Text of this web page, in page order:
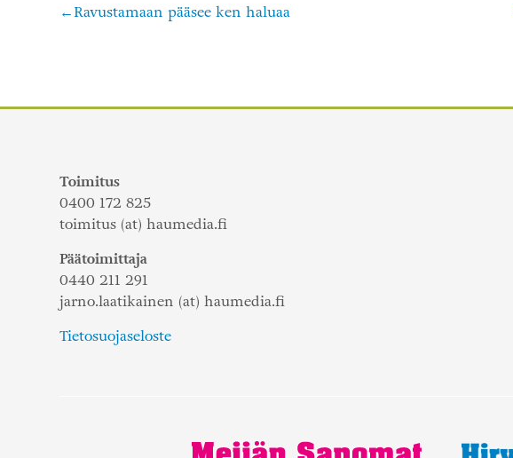
Artikkelien
Ravustamaan pääsee ken haluaa
Toimitus
0400 172 825
toimitus (at) haumedia.fi
Päätoimittaja
0440 211 291
jarno.laatikainen (at) haumedia.fi
Tietosuojaseloste